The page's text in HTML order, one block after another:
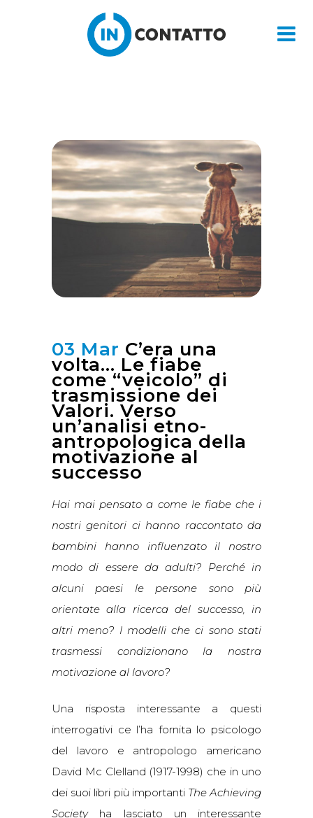
03 Mar C’era una
volta… Le fiabe
come “veicolo” di
trasmissione dei
Valori. Verso
un’analisi etno-
antropologica della
motivazione al
successo
Hai mai pensato a come le fiabe che i
nostri genitori ci hanno raccontato da
bambini hanno influenzato il nostro
modo di essere da adulti? Perché in
alcuni paesi le persone sono più
orientate alla ricerca del successo, in
altri meno? I modelli che ci sono stati
trasmessi condizionano la nostra
motivazione al lavoro?
Una risposta interessante a questi
interrogativi ce l’ha fornita lo psicologo
del lavoro e antropologo americano
David Mc Clelland (1917-1998) che in uno
dei suoi libri più importanti The Achieving
Societyha lasciato un interessante